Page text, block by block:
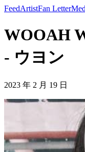
FeedArtistFan Letter
WOOAH
- ウヨン
2023 年 2 月 19 日